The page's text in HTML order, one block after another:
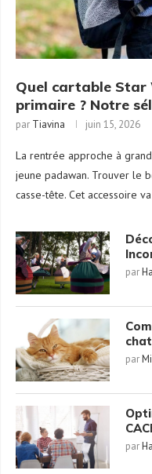
Quel cartable Star
primaire ? Notre
par Tiavina juin 15, 2026
La rentrée approche à
jeune padawan. Trouver le
casse-tête. Cet accessoire
par
par
par